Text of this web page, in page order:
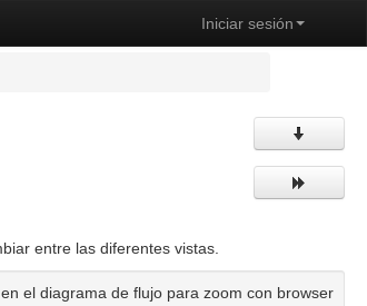
Iniciar sesión
entre las diferentes vistas.
el diagrama de flujo para zoom con browser